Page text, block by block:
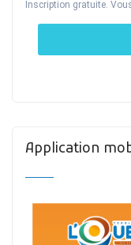
Inscription gratuite.
Application